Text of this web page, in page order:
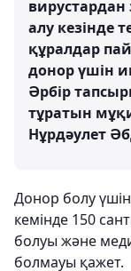
алу кезінде
құралдар
донор үшін
Әрбір
тұратын
Нұрдәулет
Донор болу
кемінде 150
болуы және
болмауы қажет.